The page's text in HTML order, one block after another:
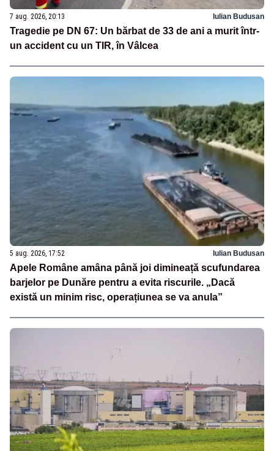
7 aug. 2026, 20:13 Iulian Budusan
Tragedie pe DN 67: Un bărbat de 33 de ani a murit într-
un accident cu un TIR, în Vâlcea
5 aug. 2026, 17:52 Iulian Budusan
Apele Române amâna până joi dimineață scufundarea
barjelor pe Dunăre pentru a evita riscurile. „Dacă
există un minim risc, operațiunea se va anula”